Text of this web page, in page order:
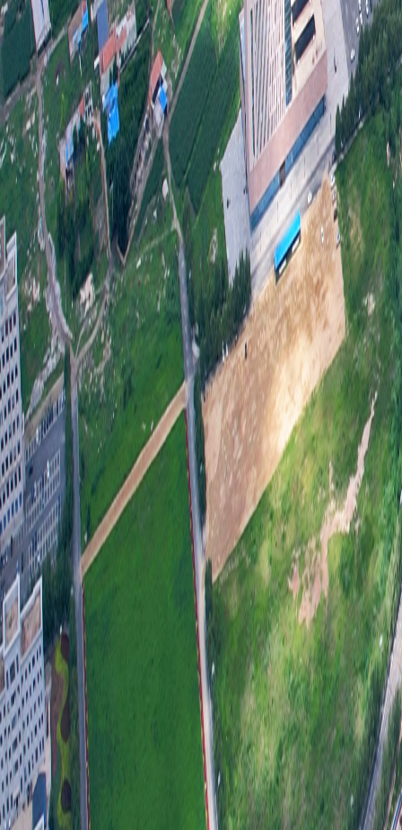
得
行
不
完
质
中
识
公
高
府
挥
用
平
全
重
是
息
时
开
中
理